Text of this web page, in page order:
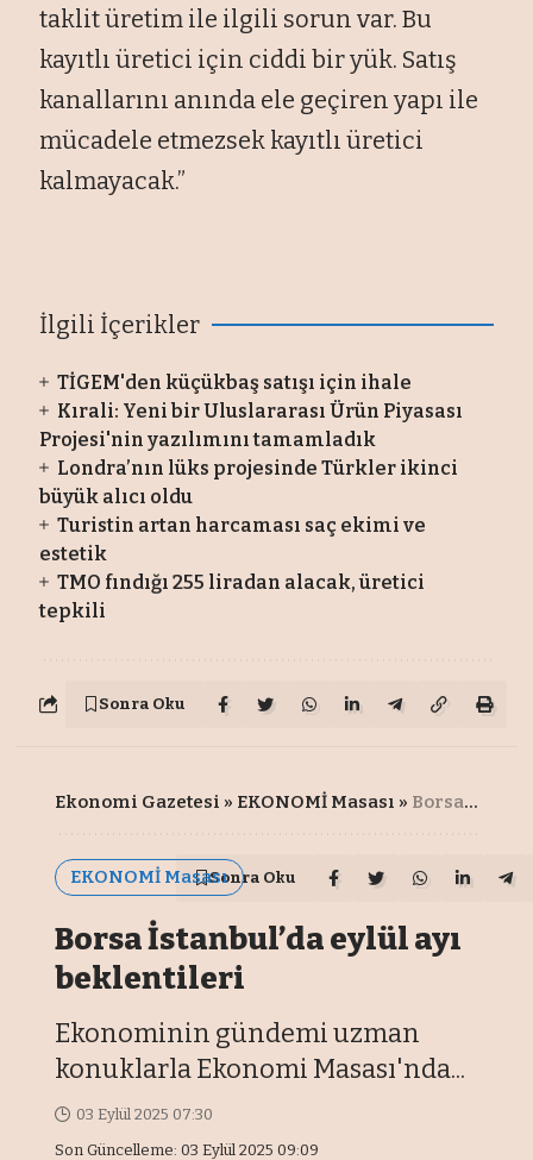
taklit üretim ile ilgili sorun var. Bu
kayıtlı üretici için ciddi bir yük. Satış
kanallarını anında ele geçiren yapı ile
mücadele etmezsek kayıtlı üretici
kalmayacak.”
İlgili İçerikler
TİGEM'den küçükbaş satışı için ihale
Kırali: Yeni bir Uluslararası Ürün Piyasası
Projesi'nin yazılımını tamamladık
Londra’nın lüks projesinde Türkler ikinci
büyük alıcı oldu
Turistin artan harcaması saç ekimi ve
estetik
TMO fındığı 255 liradan alacak, üretici
tepkili
Sonra Oku
Ekonomi Gazetesi » EKONOMİ Masası » Borsa İstanbul’da eylül ayı beklentileri
EKONOMİ MasasıSonra Oku
Borsa İstanbul’da eylül ayı
beklentileri
Ekonominin gündemi uzman
konuklarla Ekonomi Masası'nda...
Son Güncelleme: 03 Eylül 2025 09:09
03 Eylül 2025 07:30